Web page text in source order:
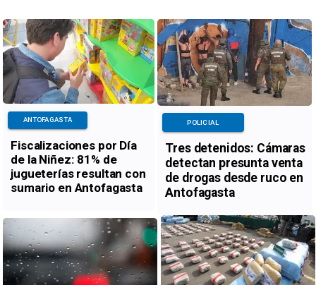
Fiscalizaciones por Día
de la Niñez: 81% de
jugueterías resultan con
sumario en Antofagasta
ANTOFAGASTA
Tres detenidos: Cámaras
detectan presunta venta
de drogas desde ruco en
Antofagasta
POLICIAL